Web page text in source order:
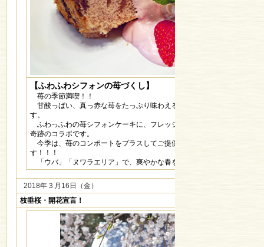
【ふわふわシフォンの苺づくし】
苺の季節満喫！！
甘酸っぱい、真っ赤な苺をたっぷり味わえる、今が旬のデザートで
す。
ふわっふわの苺シフォンケーキに、フレッシュ苺クリームソース。
奇跡のコラボです。
今季は、苺のコンポートをプラスしてご提供。正に、苺づくしで
す！！！
「ウバ」「ヌワラエリア」で、爽やかな春をお楽しみください。
2018年３月16日（金）
枝垂桜・開花宣言！